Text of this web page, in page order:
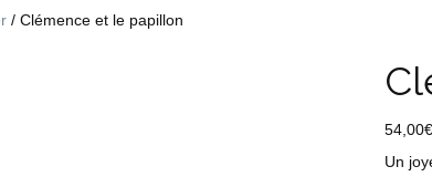
/ Clémence et le papillon
54,00€
Un